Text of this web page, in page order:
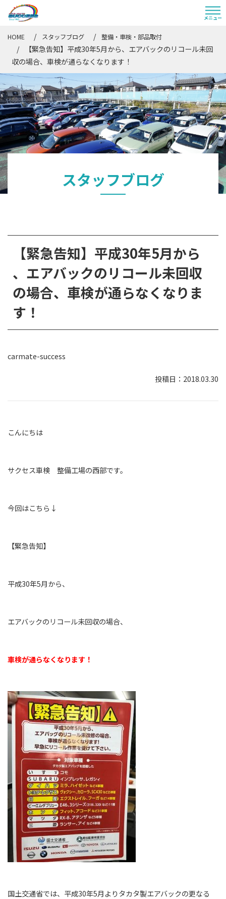
HOME スタッフブログ 整備・車検・部品取付
【緊急告知】平成30年5月から、エアバックのリコール未回
収の場合、車検が通らなくなります！
スタッフブログ
【緊急告知】平成30年5月から
、エアバックのリコール未回収
の場合、車検が通らなくなりま
す！
carmate-success
2018.03.30
こんにちは
サクセス車検 整備工場の西部です。
今回はこちら↓
【緊急告知】
平成30年5月から、
エアバックのリコール未回収の場合、
車検が通らなくなります！
国土交通省では、平成30年5月よりタカタ製エアバックの更なる